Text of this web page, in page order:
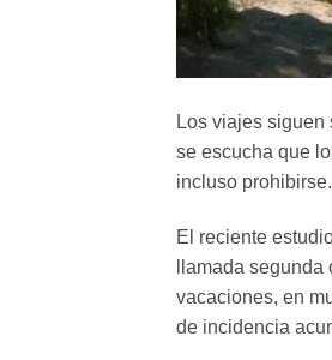
Los viajes
se escucha que
incluso prohibirse.
El reciente
llamada
vacaciones, en
de incidencia